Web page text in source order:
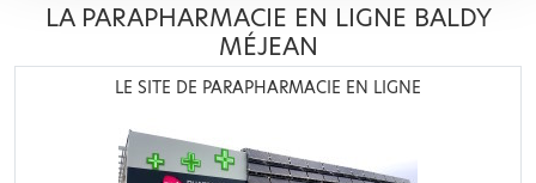
LA PARAPHARMACIE EN LIGNE BALDY
MÉJEAN
LE SITE DE PARAPHARMACIE EN LIGNE